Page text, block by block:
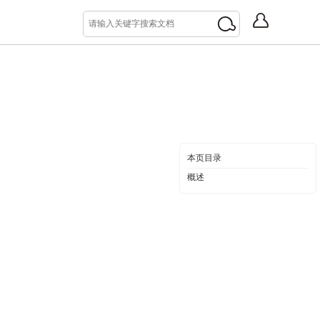
本页目录
概述